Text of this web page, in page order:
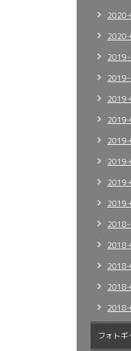
2020-
2020-
2019-
2019-
2019-
2019-
2019-
2019-
2019-
2019-
2018-
2018-
2018-
2018-
2018-
フォトギ